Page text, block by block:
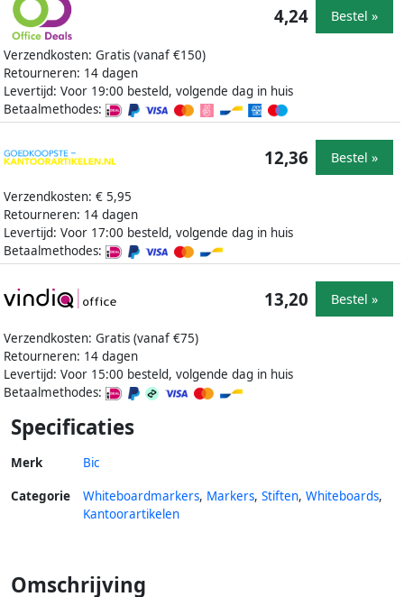
Verzendkosten: Gratis (vanaf €150)
Retourneren: 14 dagen
Levertijd: Voor 19:00 besteld, volgende dag in huis
Betaalmethodes:
4,24 Bestel »
Verzendkosten: € 5,95
Retourneren: 14 dagen
Levertijd: Voor 17:00 besteld, volgende dag in huis
Betaalmethodes:
12,36 Bestel »
Verzendkosten: Gratis (vanaf €75)
Retourneren: 14 dagen
Levertijd: Voor 15:00 besteld, volgende dag in huis
Betaalmethodes:
13,20 Bestel »
Specificaties
Merk Bic
Categorie Whiteboardmarkers, Markers, Stiften, Whiteboards,
Kantoorartikelen
Omschrijving